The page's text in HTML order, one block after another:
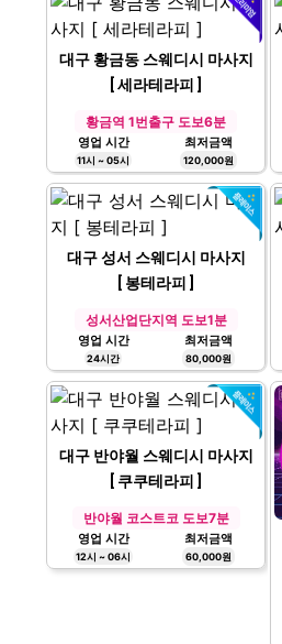
대구 황금동 스웨디시 마사지
[ 세라테라피 ]
황금역 1번출구 도보6분
영업 시간
11시 ~ 05시
최저금액
120,000원
대구 성서 스웨디시 마사지
[ 봉테라피 ]
성서산업단지역 도보1분
영업 시간
24시간
최저금액
80,000원
대구 반야월 스웨디시 마사지
[ 쿠쿠테라피 ]
반야월 코스트코 도보7분
영업 시간
12시 ~ 06시
최저금액
60,000원